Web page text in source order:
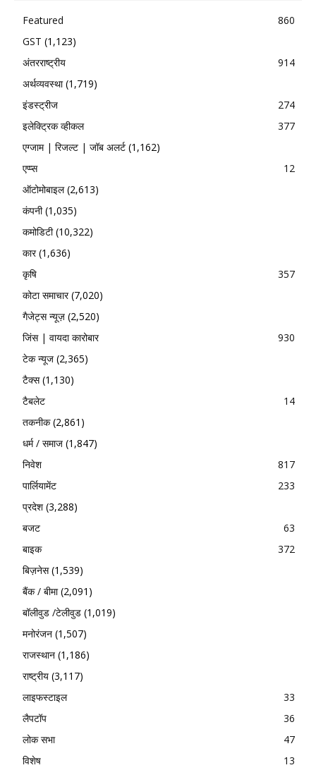
Featured
860
GST (1,123)
अंतरराष्ट्रीय
914
अर्थव्यवस्था(1,719)
इंडस्ट्रीज
274
इलेक्ट्रिक व्हीकल
377
एग्जाम | रिजल्ट | जॉब अलर्ट (1,162)
एप्प्स
12
ऑटोमोबाइल(2,613)
कंपनी(1,035)
कमोडिटी(10,322)
कार(1,636)
कृषि
357
कोटा समाचार(7,020)
गैजेट्स न्यूज़ (2,520)
जिंस | वायदा कारोबार
930
टेक न्यूज (2,365)
टैक्स(1,130)
टैबलेट
14
तकनीक(2,861)
धर्म / समाज (1,847)
निवेश
817
पार्लियामेंट
233
प्रदेश(3,288)
बजट
63
बाइक
372
बिज़नेस(1,539)
बैंक / बीमा(2,091)
बॉलीवुड /टेलीवुड (1,019)
मनोरंजन (1,507)
राजस्थान (1,186)
राष्ट्रीय (3,117)
लाइफस्टाइल
33
लैपटॉप
36
लोक सभा
47
विशेष
13